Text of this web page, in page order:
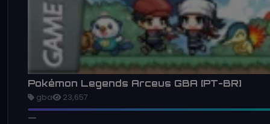
Pokémon Legends Arceus GBA [PT-BR]
gba 23,657